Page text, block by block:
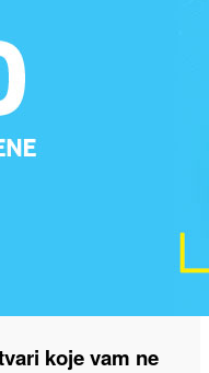
koje vam ne